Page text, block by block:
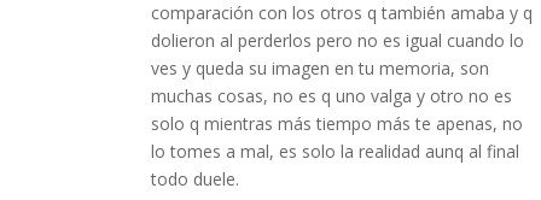
comparación con los otros q también amaba y q
dolieron al perderlos pero no es igual cuando lo
ves y queda su imagen en tu memoria, son
muchas cosas, no es q uno valga y otro no es
solo q mientras más tiempo más te apenas, no
lo tomes a mal, es solo la realidad aunq al final
todo duele.